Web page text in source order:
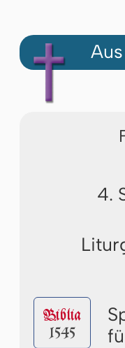
4.
Biblia
1545